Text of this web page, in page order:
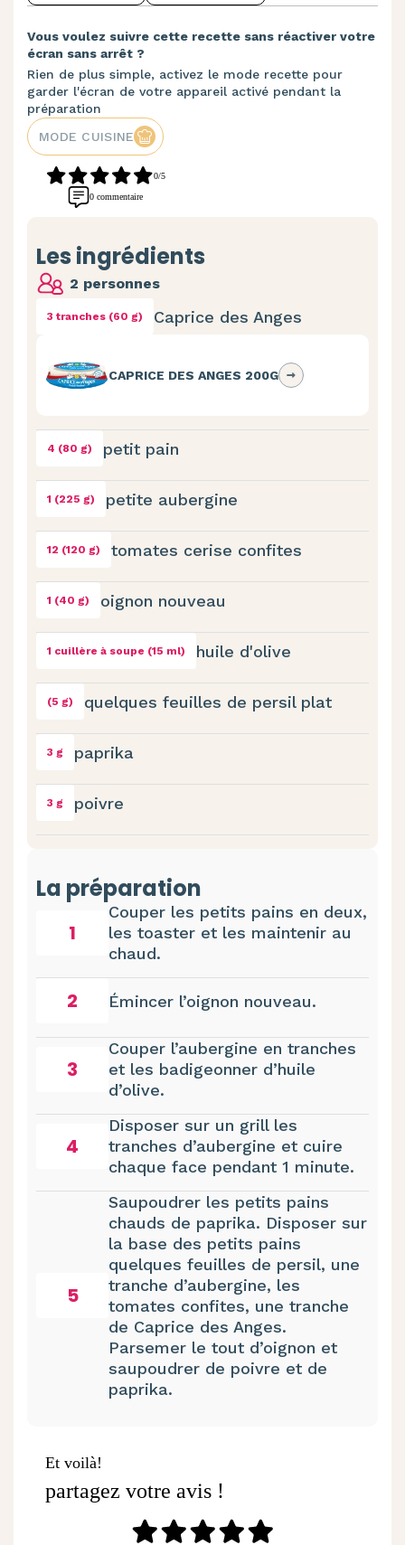
Vous voulez suivre cette recette sans réactiver votre
écran sans arrêt ?
Rien de plus simple, activez le mode recette pour
garder l'écran de votre appareil activé pendant la
préparation
MODE CUISINE
0/5
0 commentaire
Les ingrédients
2 personnes
3 tranches (60 g) Caprice des Anges
CAPRICE DES ANGES 200G
4 (80 g) petit pain
1 (225 g) petite aubergine
12 (120 g) tomates cerise confites
1 (40 g) oignon nouveau
1 cuillère à soupe (15 ml) huile d'olive
(5 g) quelques feuilles de persil plat
3 g paprika
3 g poivre
La préparation
1
Couper les petits pains en deux,
les toaster et les maintenir au
chaud.
2 Émincer l’oignon nouveau.
3
Couper l’aubergine en tranches
et les badigeonner d’huile
d’olive.
4
Disposer sur un grill les
tranches d’aubergine et cuire
chaque face pendant 1 minute.
5
Saupoudrer les petits pains
chauds de paprika. Disposer sur
la base des petits pains
quelques feuilles de persil, une
tranche d’aubergine, les
tomates confites, une tranche
de Caprice des Anges.
Parsemer le tout d’oignon et
saupoudrer de poivre et de
paprika.
Et voilà!
partagez votre avis !